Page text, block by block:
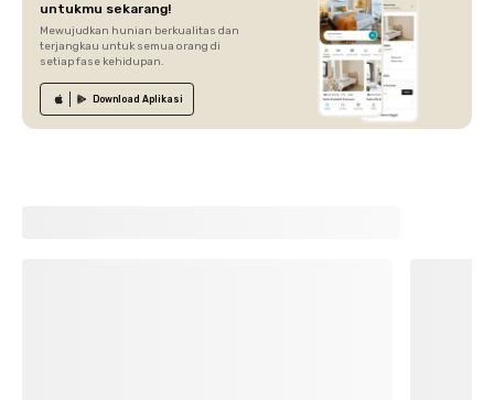
untukmu sekarang!
Mewujudkan hunian berkualitas dan
terjangkau untuk semua orang di
setiap fase kehidupan.
Download Aplikasi